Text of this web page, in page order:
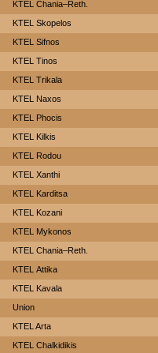
KTEL Chania–Reth.
KTEL Skopelos
KTEL Sifnos
KTEL Tinos
ΚΤΕL Τrikala
KTEL Naxos
ΚΤΕL Phocis
KTEL Kilkis
ΚΤΕL Rodou
KTEL Xanthi
ΚΤΕL Karditsa
ΚΤΕL Kozani
KTEL Mykonos
KTEL Chania–Reth.
KΤΕL Αttika
KTEL Kavala
Union
KTEL Arta
ΚΤΕL Chalkidikis